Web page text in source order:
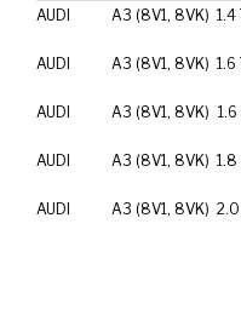
AUDI
A3 (8V1, 8VK) 1.4
AUDI A3 (8V1, 8VK) 1.6
AUDI A3 (8V1, 8VK) 1.6
AUDI A3 (8V1, 8VK) 1.8
AUDI A3 (8V1, 8VK) 2.0